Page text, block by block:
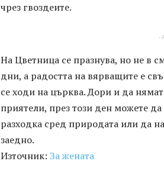
чрез гвоздеите.
-
На Цветница се празнува, но не в
дни, а радостта на вярващите е
се ходи на църква. Дори и да
приятели, през този ден можете
разходка сред природата или да
заедно.
Източник: За жената